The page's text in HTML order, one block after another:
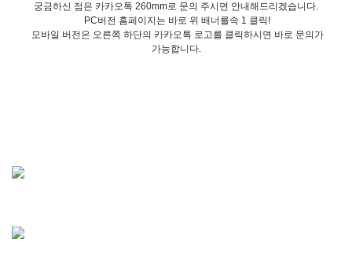
궁금하신 점은 카카오톡 260mm로 문의 주시면 안내해드리겠습니다.
PC버전 홈페이지는 바로 위 배너를속 1 클릭!
모바일 버전은 오른쪽 하단의 카카오톡 로고를 클릭하시면 바로 문의가
가능합니다.